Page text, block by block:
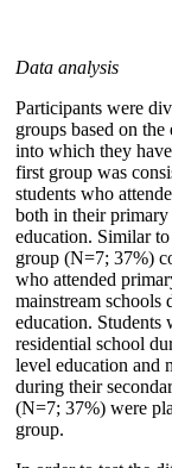
Data analysis
Participants were
groups based on
into which they
first group was
students who
both in their
education. Similar
group (N=7; 37%)
who attended
mainstream schools
education. Students
residential school
level education and
during their
(N=7; 37%) were
group.